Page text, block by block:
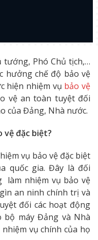
Phó Chủ tịch,…
hưởng chế độ bảo vệ
hiện nhiệm vụ bảo vệ
vệ an toàn tuyệt đối
của Đảng, Nhà nước.
vệ đặc biệt?
vụ bảo vệ đặc biệt
quốc gia. Đây là đối
nhiệm vụ bảo vệ
an ninh chính trị và
đối các hoạt động
máy Đảng và Nhà
vụ chính của họ